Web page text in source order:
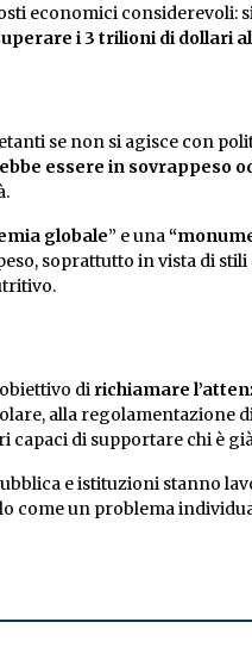
economici considerevoli:
i 3 trilioni di dollari
se non si agisce con
essere in sovrappeso
globale” e una
soprattutto in vista di
di richiamare
alla regolamentazione
di supportare chi è
e istituzioni stanno
come un problema